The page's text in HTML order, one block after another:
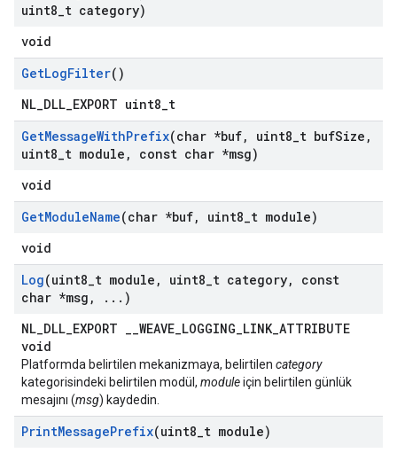
uint8 t category)
void
GetLogFilter()
NL_DLL_EXPORT uint8_t
GetMessageWithPrefix(char *buf, uint8 t bufSize ,
uint8 t module ,
const char *msg)
void
GetModuleName(char *buf, uint8 t module)
void
Log(uint8 t module , uint8 t category,
const
char *msg , . . . )
NL_DLL_EXPORT __WEAVE_LOGGING_LINK_ATTRIBUTE
void
Platformda belirtilen mekanizmaya, belirtilen category
kategorisindeki belirtilen modül, moduleiçin belirtilen günlük
mesajını (msg) kaydedin.
PrintMessagePrefix(uint8 t module)